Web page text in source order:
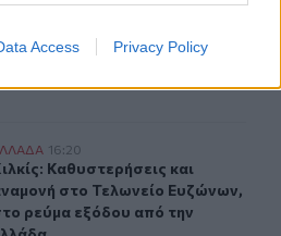
Access Privacy Policy
Πώς αμείβονται όσοι θα
16:47
όσοι θα εργαστούν
και αναμονή στο Τελωνείο
16:20
Καθυστερήσεις και
Καθυστερήσεις και
στο Τελωνείο Ευζώνων,
ρεύμα εξόδου από την